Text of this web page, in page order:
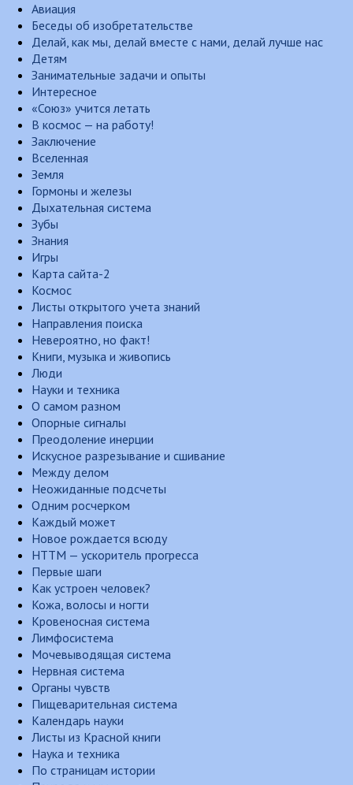
Авиация
Беседы об изобретательстве
Делай, как мы, делай вместе с нами, делай лучше нас
Детям
Занимательные задачи и опыты
Интересное
«Союз» учится летать
В космос — на работу!
Заключение
Вселенная
Земля
Гормоны и железы
Дыхательная система
Зубы
Знания
Игры
Карта сайта-2
Космос
Листы открытого учета знаний
Направления поиска
Невероятно, но факт!
Книги, музыка и живопись
Люди
Науки и техника
О самом разном
Опорные сигналы
Преодоление инерции
Искусное разрезывание и сшивание
Между делом
Неожиданные подсчеты
Одним росчерком
Каждый может
Новое рождается всюду
НТТМ — ускоритель прогресса
Первые шаги
Как устроен человек?
Кожа, волосы и ногти
Кровеносная система
Лимфосистема
Мочевыводящая система
Нервная система
Органы чувств
Пищеварительная система
Календарь науки
Листы из Красной книги
Наука и техника
По страницам истории